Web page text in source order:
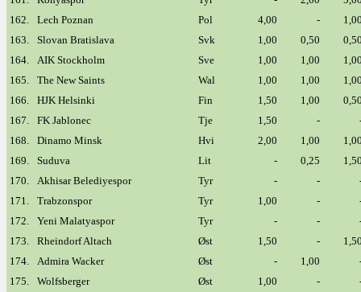
162.
Lech Poznan Pol 4,00 -
163.
Slovan Bratislava Svk 1,00 0,50
164.
AIK Stockholm Sve 1,00 1,00
165.
The New Saints Wal 1,00 1,00
166.
HJK Helsinki Fin 1,50 1,00
167.
FK Jablonec Tje 1,50 -
168.
Dinamo Minsk Hvi 2,00 1,00
169.
Suduva Lit - 0,25
170.
Akhisar Belediyespor Tyr - -
171.
Trabzonspor Tyr 1,00 -
172.
Yeni Malatyaspor Tyr - -
173.
Rheindorf Altach Øst 1,50 -
174.
Admira Wacker Øst - 1,00
175.
Wolfsberger Øst 1,00 -